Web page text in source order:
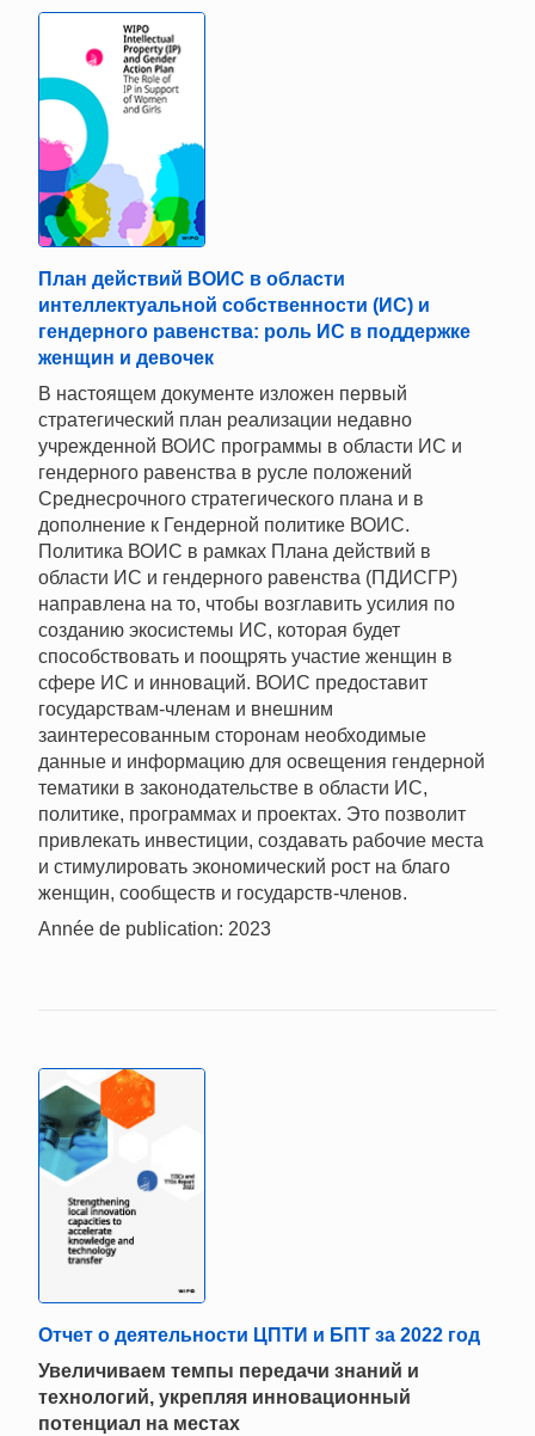
План действий ВОИС в области
интеллектуальной собственности (ИС) и
гендерного равенства: роль ИС в поддержке
женщин и девочек
В настоящем документе изложен первый
стратегический план реализации недавно
учрежденной ВОИС программы в области ИС и
гендерного равенства в русле положений
Среднесрочного стратегического плана и в
дополнение к Гендерной политике ВОИС.
Политика ВОИС в рамках Плана действий в
области ИС и гендерного равенства (ПДИСГР)
направлена на то, чтобы возглавить усилия по
созданию экосистемы ИС, которая будет
способствовать и поощрять участие женщин в
сфере ИС и инноваций. ВОИС предоставит
государствам-членам и внешним
заинтересованным сторонам необходимые
данные и информацию для освещения гендерной
тематики в законодательстве в области ИС,
политике, программах и проектах. Это позволит
привлекать инвестиции, создавать рабочие места
и стимулировать экономический рост на благо
женщин, сообществ и государств-членов.
Année de publication: 2023
Отчет о деятельности ЦПТИ и БПТ за 2022 год
Увеличиваем темпы передачи знаний и
технологий, укрепляя инновационный
потенциал на местах